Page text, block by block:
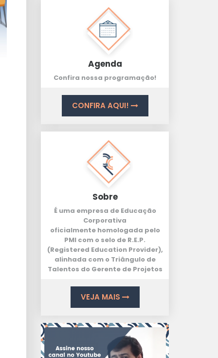
Agenda
Confira nossa programação!
CONFIRA AQUI!
Sobre
É uma empresa de Educação
Corporativa
oficialmente homologada pelo
PMI com o selo de R.E.P.
(Registered Education Provider),
alinhada com o Triângulo de
Talentos do Gerente de Projetos
VEJA MAIS